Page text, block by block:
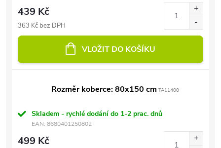
439 Kč
363 Kč bez DPH
VLOŽIT DO KOŠÍKU
Rozměr koberce: 80x150 cm TA11400
Skladem - rychlé dodání do 1-2 prac. dnů
EAN: 8680401250802
499 Kč